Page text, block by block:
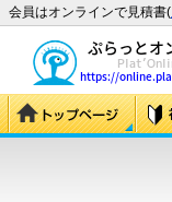
会員はオンラインで見積書(